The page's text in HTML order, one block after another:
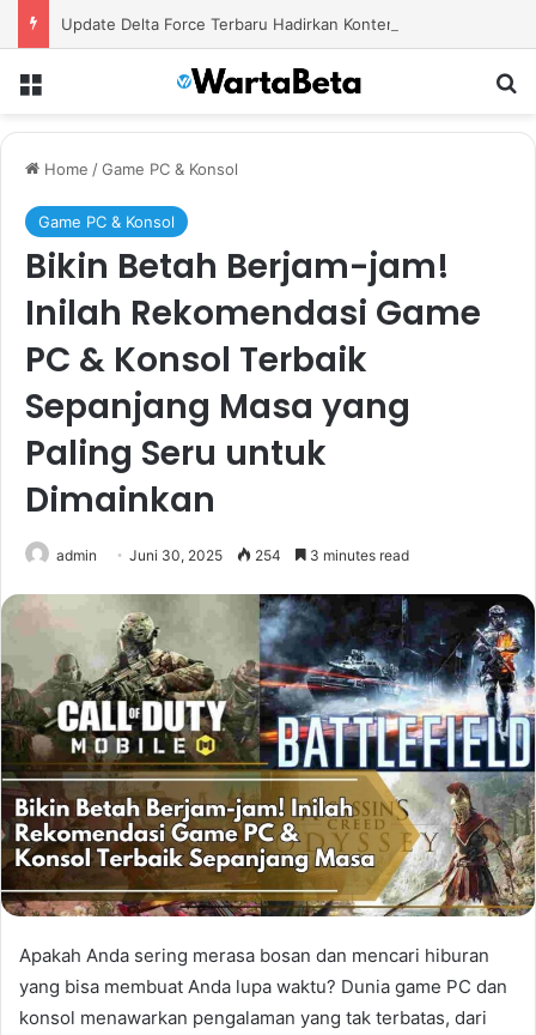
Home /Game PC & Konsol
Game PC & Konsol
Bikin Betah Berjam-jam!
Inilah Rekomendasi Game
PC & Konsol Terbaik
Sepanjang Masa yang
Paling Seru untuk
Dimainkan
admin Juni 30, 2025 254 3 minutes read
Apakah Anda sering merasa bosan dan mencari hiburan
yang bisa membuat Anda lupa waktu? Dunia game PC dan
konsol menawarkan pengalaman yang tak terbatas, dari